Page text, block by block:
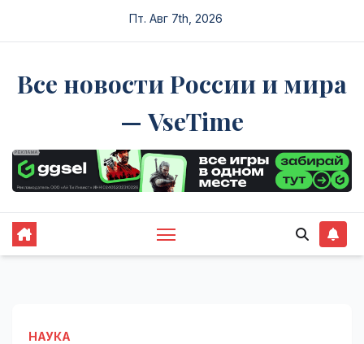
Пт. Авг 7th, 2026
Все новости России и мира
— VseTime
НАУКА